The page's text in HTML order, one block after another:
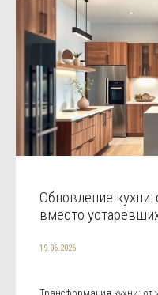
Обновление
вместо
19.06.2026